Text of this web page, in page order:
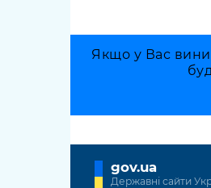
Якщо у Вас
gov.ua
Державні сайти